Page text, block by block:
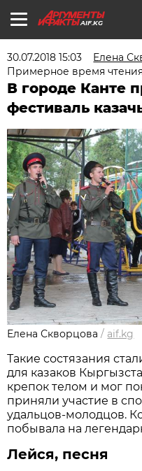
AIF.KG
30.07.2018 15:03
Елена
Примерное время
В городе Канте
фестиваль
Елена Скворцова / aif.kg
Такие состязания
для казаков
крепок телом и мог
приняли участие в
удальцов-молодцов.
побывала на
Лейся, песня